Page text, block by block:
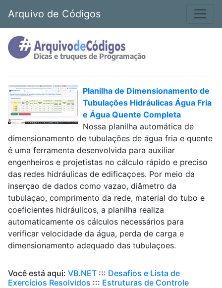
Arquivo de Códigos
Planilha de Dimensionamento de
Tubulações Hidráulicas Água Fria
e Água Quente Completa
Nossa planilha automática de
dimensionamento de tubulações de água fria e quente
é uma ferramenta desenvolvida para auxiliar
engenheiros e projetistas no cálculo rápido e preciso
das redes hidráulicas de edificaçoes. Por meio da
inserçao de dados como vazao, diâmetro da
tubulaçao, comprimento da rede, material do tubo e
coeficientes hidráulicos, a planilha realiza
automaticamente os cálculos necessários para
verificar velocidade da água, perda de carga e
dimensionamento adequado das tubulaçoes.
Você está aqui: VB.NET ::: Desafios e Lista de
Exercícios Resolvidos ::: Estruturas de Controle